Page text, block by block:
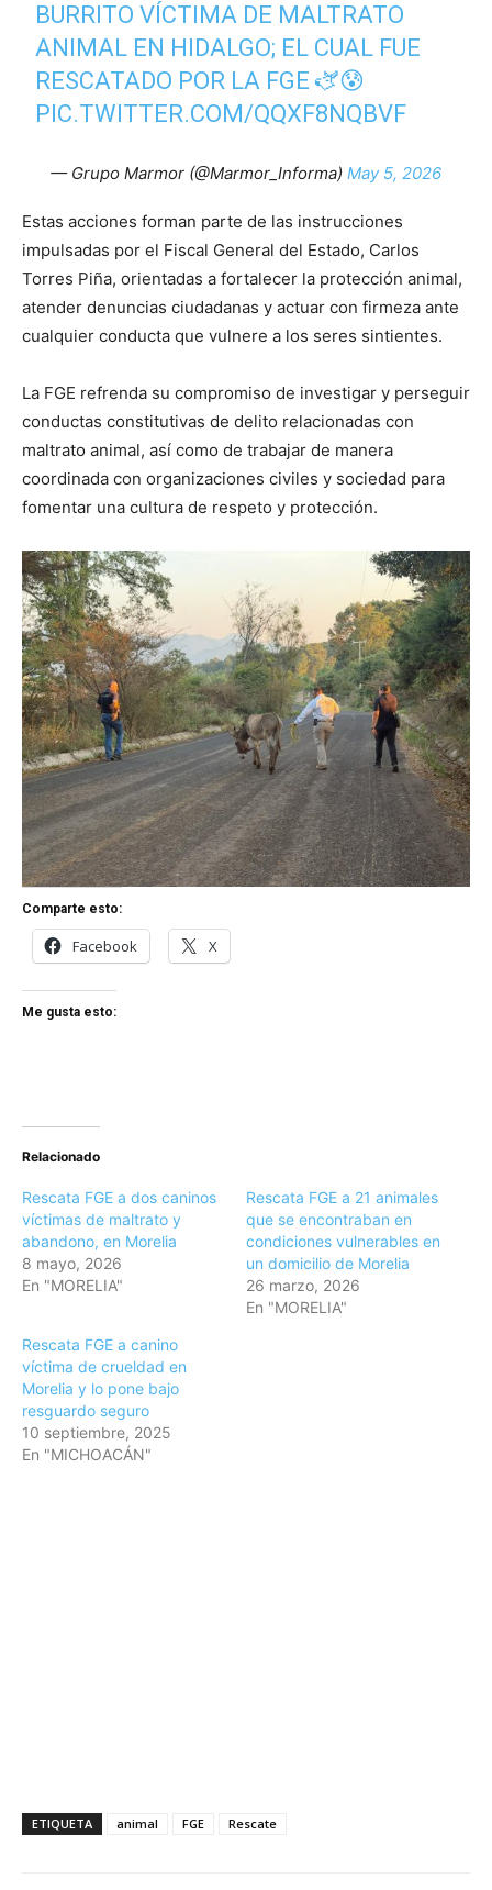
BURRITO VÍCTIMA DE MALTRATO
ANIMAL EN HIDALGO; EL CUAL FUE
RESCATADO POR LA FGE 🫏😰
PIC.TWITTER.COM/QQXF8NQBVF
— Grupo Marmor (@Marmor_Informa) May 5, 2026
Estas acciones forman parte de las instrucciones
impulsadas por el Fiscal General del Estado, Carlos
Torres Piña, orientadas a fortalecer la protección animal,
atender denuncias ciudadanas y actuar con firmeza ante
cualquier conducta que vulnere a los seres sintientes.
La FGE refrenda su compromiso de investigar y perseguir
conductas constitutivas de delito relacionadas con
maltrato animal, así como de trabajar de manera
coordinada con organizaciones civiles y sociedad para
fomentar una cultura de respeto y protección.
Comparte esto:
Facebook X
Me gusta esto:
Relacionado
Rescata FGE a dos caninos
víctimas de maltrato y
abandono, en Morelia
8 mayo, 2026
En "MORELIA"
Rescata FGE a 21 animales
que se encontraban en
condiciones vulnerables en
un domicilio de Morelia
26 marzo, 2026
En "MORELIA"
Rescata FGE a canino
víctima de crueldad en
Morelia y lo pone bajo
resguardo seguro
10 septiembre, 2025
En "MICHOACÁN"
ETIQUETA animal FGE Rescate